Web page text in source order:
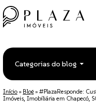
Categorias do blog
Início » Blog » #PlazaResponde:
Imóveis, Imobiliária em Chapecó,